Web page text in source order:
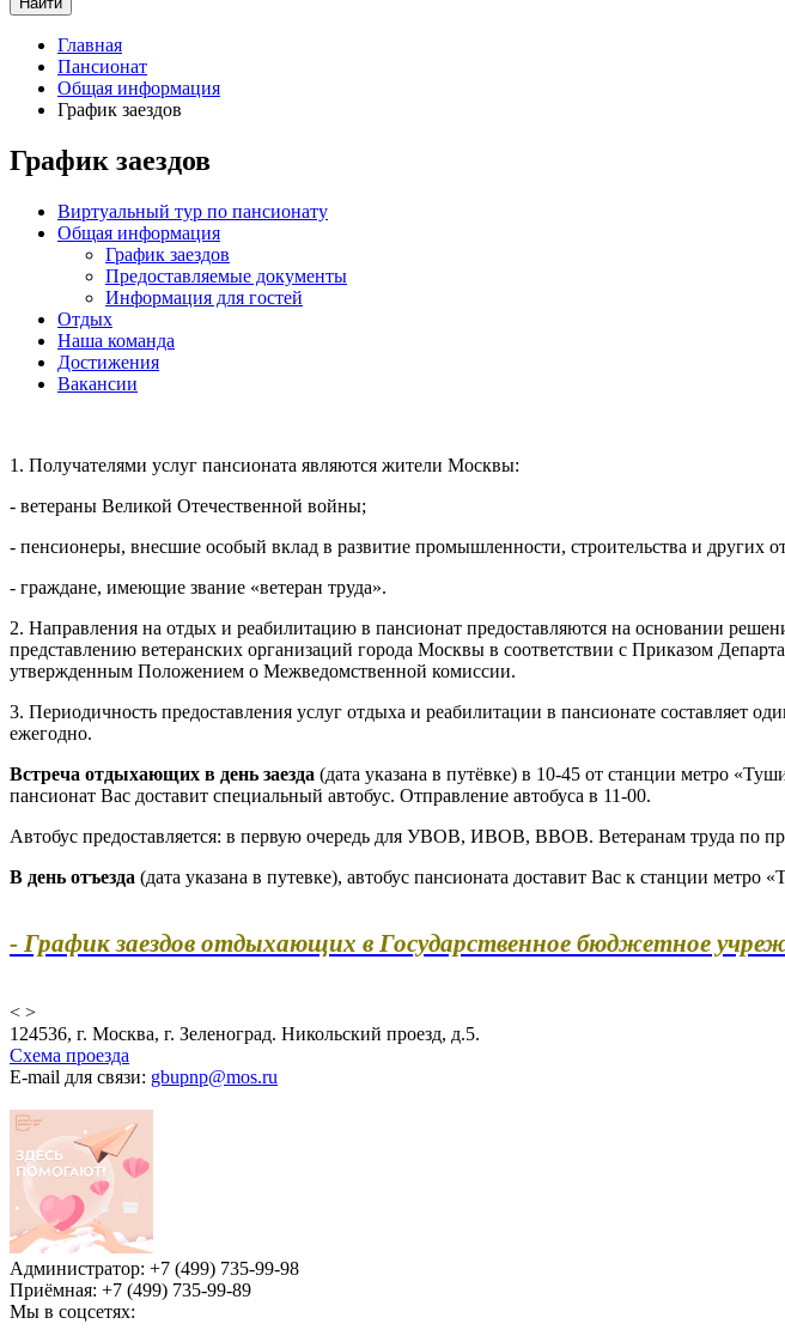
Главная
Пансионат
Общая информация
График заездов
График заездов
Виртуальный тур по пансионату
Общая информация
График заездов
Предоставляемые документы
Информация для гостей
Отдых
Наша команда
Достижения
Вакансии
1. Получателями услуг пансионата являются жители Москвы:
- ветераны Великой Отечественной войны;
- пенсионеры, внесшие особый вклад в развитие промышленности, строительства и других
- граждане, имеющие звание «ветеран труда».
2. Направления на отдых и реабилитацию в пансионат предоставляются на основании
представлению ветеранских организаций города Москвы в соответствии с Приказом
утвержденным Положением о Межведомственной комиссии.
3. Периодичность предоставления услуг отдыха и реабилитации в пансионате составляет
ежегодно.
Встреча отдыхающих в день заезда (дата указана в путёвке) в 10-45 от станции метро
пансионат Вас доставит специальный автобус. Отправление автобуса в 11-00.
Автобус предоставляется: в первую очередь для УВОВ, ИВОВ, ВВОВ. Ветеранам труда по
В день отъезда (дата указана в путевке), автобус пансионата доставит Вас к станции метро
- График заездов отдыхающих в Государственное бюджетное
< >
124536, г. Москва, г. Зеленоград. Никольский проезд, д.5.
Схема проезда
E-mail для связи: gbupnp@mos.ru
Администратор: +7 (499) 735-99-98
Приёмная: +7 (499) 735-99-89
Мы в соцсетях: